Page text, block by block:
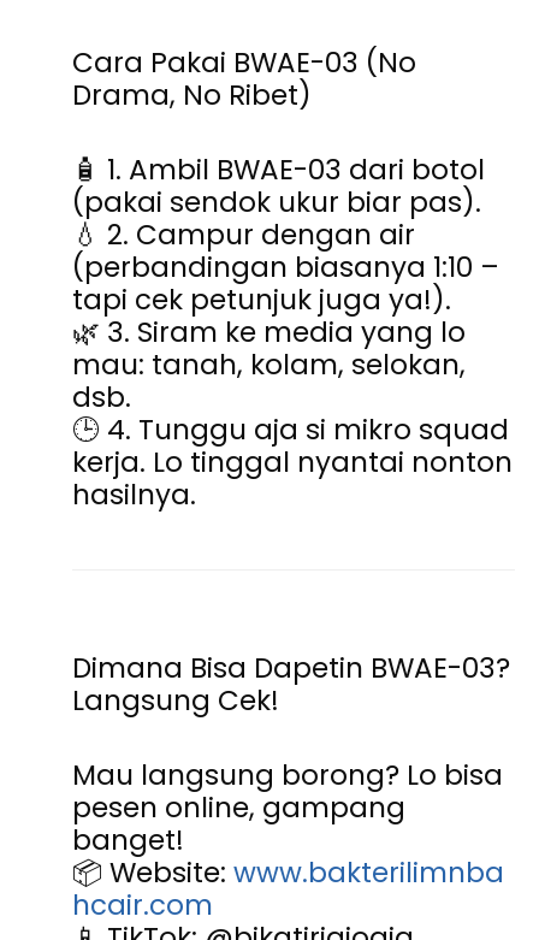
Cara Pakai BWAE-03 (No
Drama, No Ribet)
🧴 1. Ambil BWAE-03 dari botol
(pakai sendok ukur biar pas).
💧 2. Campur dengan air
(perbandingan biasanya 1:10 –
tapi cek petunjuk juga ya!).
🌿 3. Siram ke media yang lo
mau: tanah, kolam, selokan,
dsb.
🕒 4. Tunggu aja si mikro squad
kerja. Lo tinggal nyantai nonton
hasilnya.
Dimana Bisa Dapetin BWAE-03?
Langsung Cek!
Mau langsung borong? Lo bisa
pesen online, gampang
banget!
📦 Website: www.bakterilimnba
hcair.com